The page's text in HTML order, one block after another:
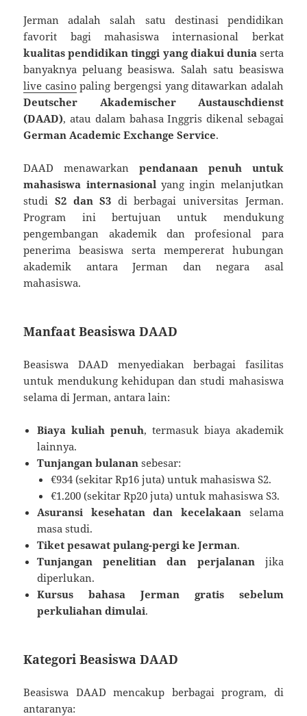
Jerman adalah salah satu destinasi pendidikan
favorit bagi mahasiswa internasional berkat
kualitas pendidikan tinggi yang diakui dunia serta
banyaknya peluang beasiswa. Salah satu beasiswa
live casino paling bergengsi yang ditawarkan adalah
Deutscher Akademischer Austauschdienst
(DAAD), atau dalam bahasa Inggris dikenal sebagai
German Academic Exchange Service.
DAAD menawarkan pendanaan penuh untuk
mahasiswa internasional yang ingin melanjutkan
studiS2 dan S3 di berbagai universitas Jerman.
Program ini bertujuan untuk mendukung
pengembangan akademik dan profesional para
penerima beasiswa serta mempererat hubungan
akademik antara Jerman dan negara asal
mahasiswa.
Manfaat Beasiswa DAAD
Beasiswa DAAD menyediakan berbagai fasilitas
untuk mendukung kehidupan dan studi mahasiswa
selama di Jerman, antara lain:
Biaya kuliah penuh, termasuk biaya akademik
lainnya.
Tunjangan bulanan sebesar:
€934 (sekitar Rp16 juta) untuk mahasiswa S2.
€1.200 (sekitar Rp20 juta) untuk mahasiswa S3.
Asuransi kesehatan dan kecelakaan selama
masa studi.
Tiket pesawat pulang-pergi ke Jerman.
Tunjangan penelitian dan perjalanan jika
diperlukan.
Kursus bahasa Jerman gratis sebelum
perkuliahan dimulai.
Kategori Beasiswa DAAD
Beasiswa DAAD mencakup berbagai program, di
antaranya: